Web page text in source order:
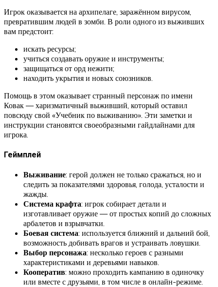
Игрок оказывается на архипелаге, заражённом вирусом,
превратившим людей в зомби. В роли одного из выживших
вам предстоит:
искать ресурсы;
учиться создавать оружие и инструменты;
защищаться от орд нежити;
находить укрытия и новых союзников.
Помощь в этом оказывает странный персонаж по имени
Ковак — харизматичный выживший, который оставил
повсюду свой «Учебник по выживанию». Эти заметки и
инструкции становятся своеобразными гайдлайнами для
игрока.
Геймплей
Выживание: герой должен не только сражаться, но и
следить за показателями здоровья, голода, усталости и
жажды.
Система крафта: игрок собирает детали и
изготавливает оружие — от простых копий до сложных
арбалетов и взрывчатки.
Боевая система: используется ближний и дальний бой,
возможность добивать врагов и устраивать ловушки.
Выбор персонажа: несколько героев с разными
характеристиками и деревьями навыков.
Кооператив: можно проходить кампанию в одиночку
или вместе с друзьями, в том числе в онлайн-режиме.